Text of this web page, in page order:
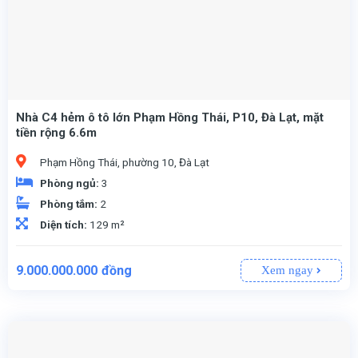
Nhà C4 hẻm ô tô lớn Phạm Hồng Thái, P10, Đà Lạt, mặt
tiền rộng 6.6m
Phạm Hồng Thái, phường 10, Đà Lạt
Phòng ngủ: 3
Phòng tắm: 2
Diện tích: 129 m²
9.000.000.000 đồng Xem ngay